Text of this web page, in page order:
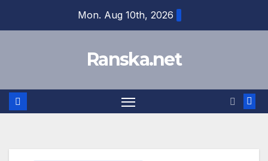
Mon. Aug 10th, 2026
Ranska.net